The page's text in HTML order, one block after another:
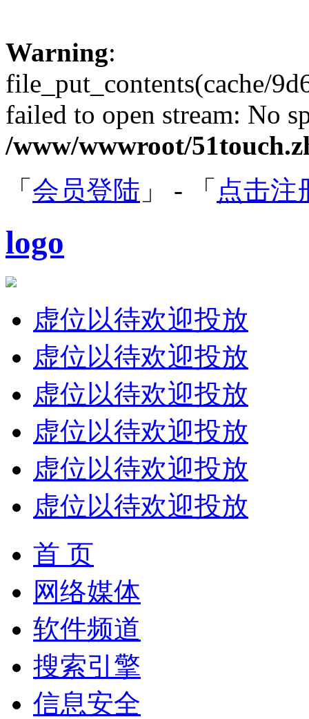
Warning:
file_put_contents(cache/
failed to open stream: No
/www/wwwroot/
「 会员登陆 」 - 「 点击注
logo
虚位以待欢迎投放
虚位以待欢迎投放
虚位以待欢迎投放
虚位以待欢迎投放
虚位以待欢迎投放
虚位以待欢迎投放
首 页
网络媒体
软件频道
搜索引擎
信息安全